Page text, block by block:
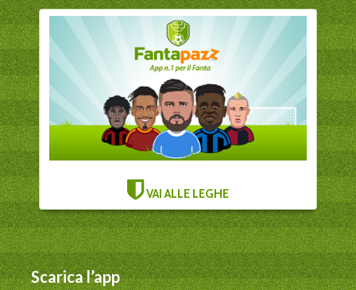
VAI ALLE LEGHE
Scarica l’app